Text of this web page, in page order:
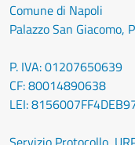
Comune di Napoli
Palazzo San
P. IVA: 01207650639
CF: 80014890638
LEI: